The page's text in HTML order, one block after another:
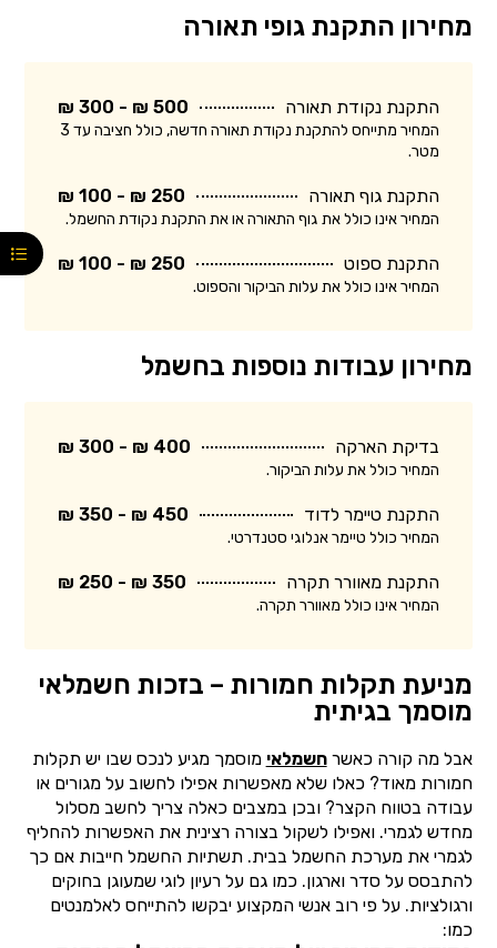
מחירון התקנת גופי תאורה
התקנת נקודת תאורה 500 ₪ - 300 ₪
המחיר מתייחס להתקנת נקודת תאורה חדשה, כולל חציבה עד 3
מטר.
התקנת גוף תאורה 250 ₪ - 100 ₪
המחיר אינו כולל את גוף התאורה או את התקנת נקודת החשמל.
התקנת ספוט 250 ₪ - 100 ₪
המחיר אינו כולל את עלות הביקור והספוט.
מחירון עבודות נוספות בחשמל
בדיקת הארקה 400 ₪ - 300 ₪
המחיר כולל את עלות הביקור.
התקנת טיימר לדוד 450 ₪ - 350 ₪
המחיר כולל טיימר אנלוגי סטנדרטי.
התקנת מאוורר תקרה 350 ₪ - 250 ₪
המחיר אינו כולל מאוורר תקרה.
מניעת תקלות חמורות – בזכות חשמלאי
מוסמך בגיתית
אבל מה קורה כאשרחשמלאי מוסמך מגיע לנכס שבו יש תקלות
חמורות מאוד? כאלו שלא מאפשרות אפילו לחשוב על מגורים או
עבודה בטווח הקצר? ובכן במצבים כאלה צריך לחשב מסלול
מחדש לגמרי. ואפילו לשקול בצורה רצינית את האפשרות להחליף
לגמרי את מערכת החשמל בבית. תשתיות החשמל חייבות אם כך
להתבסס על סדר וארגון. כמו גם על רעיון לוגי שמעוגן בחוקים
ורגולציות. על פי רוב אנשי המקצוע יבקשו להתייחס לאלמנטים
כמו: